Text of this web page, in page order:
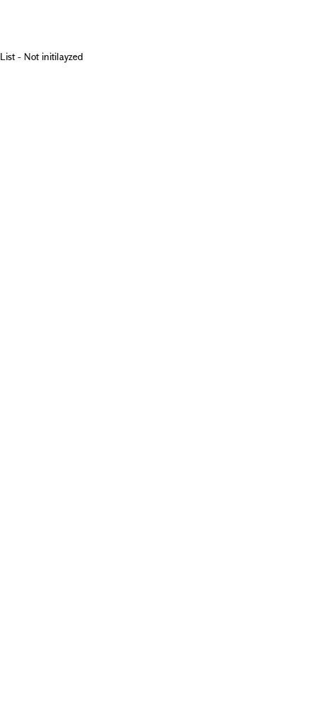
List - Not initilayzed